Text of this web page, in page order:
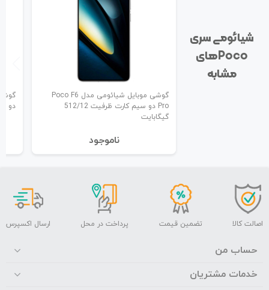
شیائومی سری
Poco‌های
مشابه
گوشی موبایل شیائومی مدل Poco F6
Pro دو سیم کارت ظرفیت 512/12
گیگابایت
نا‌موجود
دو سیم
اصالت کالا تضمین قیمت پرداخت در محل ارسال اکسپرس
حساب من
خدمات مشتریان